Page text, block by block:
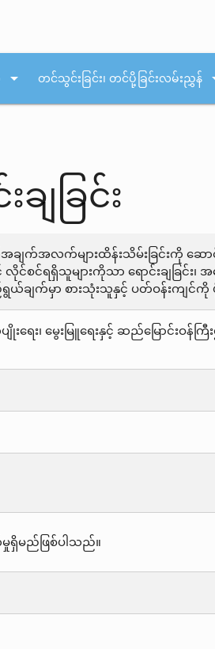
arrow_drop_down တင်သွင်းခြင်း၊ တင်ပို့ခြင်းလမ်းညွှန်
ျခြင်း
ျက်အလက်များထိန်းသိမ်းခြင်းကို ဆေ
င်စင်ရရှိသူများကိုသာ ရောင်းချခြင်း၊
ယ်ချက်မှာ စားသုံးသူနှင့် ပတ်ဝန်းကျင်
ရေး၊ မွေးမြူရေးနှင့် ဆည်မြောင်းဝ
ရှိမည်ဖြစ်ပါသည်။